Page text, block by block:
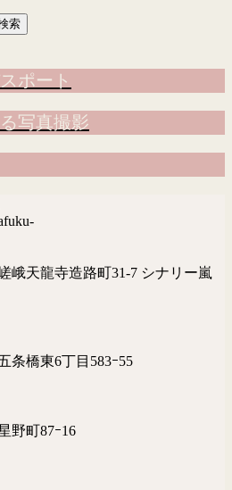
ポート
写真撮影
峨天龍寺造路町31-7 シナリー嵐
条橋東6丁目583ｰ55
野町87ｰ16